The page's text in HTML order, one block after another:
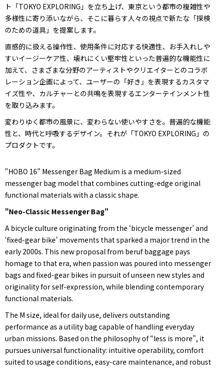
ト「TOKYO EXPLORING」を立ち上げ、東京という都市の複雑性や
多様性に寄り添いながら、そこに暮らす人々の視点で新たな「探検
のための道具」を提案します。
直感的に扱える操作性、使用条件に対応する快適性、お手入れしや
すいイージーケア性、壊れにくい堅牢性といった普遍的な機能性に
加えて、さまざまな分野のアーティストやクリエイターとのコラボ
レーション企画によって、ユーザーの「好き」を表現するカスタマ
イズ性や、カルチャーとの共鳴を表現するエンターテインメント性
を取り込みます。
変わりゆく都市の風景に、変わらない使いやすさを。普遍的な機能
性と、時代と呼吸するデザイン。それが「TOKYO EXPLORING」の
プロダクトです。
"HOBO 16" Messenger Bag Medium is a medium-sized
messenger bag model that combines cutting-edge original
functional materials with a classic shape.
"Neo-Classic Messenger Bag"
A bicycle culture originating from the ‘bicycle messenger’ and
‘fixed-gear bike’ movements that sparked a major trend in the
early 2000s. This new proposal from beruf baggage pays
homage to that era, when passion was poured into messenger
bags and fixed-gear bikes in pursuit of unseen new styles and
originality for self-expression, while blending contemporary
functional materials.
The M size, ideal for daily use, delivers outstanding
performance as a utility bag capable of handling everyday
urban missions. Based on the philosophy of “less is more”, it
pursues universal functionality: intuitive operability, comfort
suited to usage conditions, easy-care maintenance, and robust